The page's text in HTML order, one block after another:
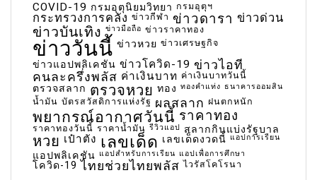
COVID-19 กรมอุตุนิยมวิทยา กรมอุตุฯ
กระทรวงการคลัง ข่าวกีฬา ข่าวดารา ข่าวด่วน
ข่าวบันเทิง ข่าวมือถือ ข่าวราคาทอง
ข่าววันนี้ ข่าวหวย ข่าวเศรษฐกิจ
ข่าวแอปพลิเคชัน ข่าวโควิด-19 ข่าวไอที
คนละครึ่งพลัส ค่าเงินบาท ค่าเงินบาทวันนี้
ตรวจสลาก ตรวจหวย ทอง ทองคำแท่ง ธนาคารออมสิน
น้ำมัน บัตรสวัสดิการแห่งรัฐ ผลสลาก ฝนตกหนัก
พยากรณ์อากาศวันนี้ ราคาทอง
ราคาทองวันนี้ ราคาน้ำมัน รีวิวแอป สลากกินแบ่งรัฐบาล
หวย เป๋าตัง เลขเด็ด เลขเด็ดงวดนี้ แอปการเรียน
แอปพลิเคชัน แอปสำหรับการเรียน แอปเพื่อการศึกษา
โควิด-19 ไทยช่วยไทยพลัส ไวรัสโคโรนา